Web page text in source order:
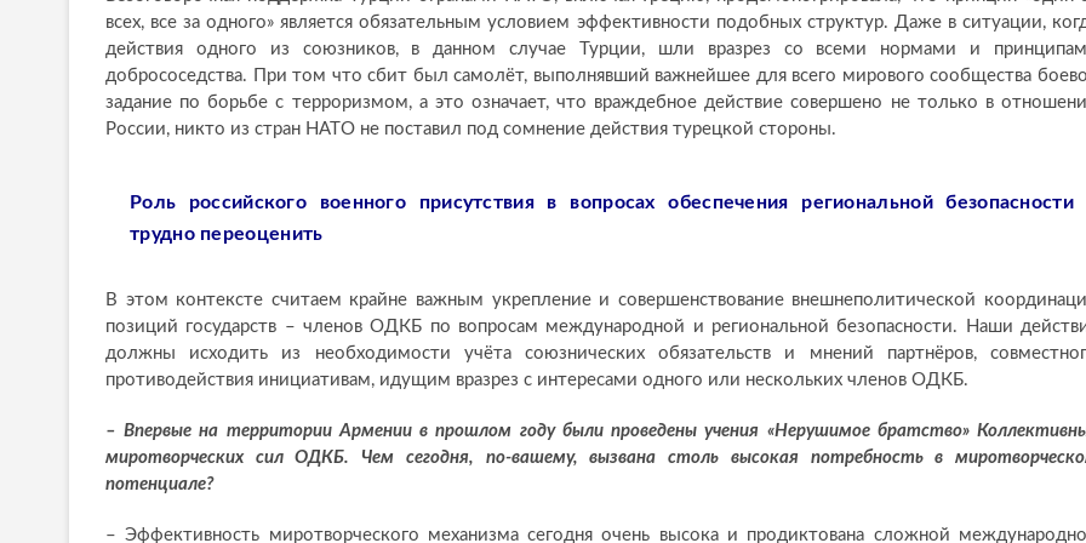
всех, все за одного» является обязательным условием эффективности подобных структур. Даже в ситуации,
действия одного из союзников, в данном случае Турции, шли вразрез со всеми нормами и
добрососедства. При том что сбит был самолёт, выполнявший важнейшее для всего мирового сообщества
задание по борьбе с терроризмом, а это означает, что враждебное действие совершено не только в
России, никто из стран НАТО не поставил под сомнение действия турецкой стороны.
Роль российского военного присутствия в вопросах обеспечения региональной безопасности
трудно переоценить
В этом контексте считаем крайне важным укрепление и совершенствование внешнеполитической
позиций государств – членов ОДКБ по вопросам международной и региональной безопасности. Наши
должны исходить из необходимости учёта союзнических обязательств и мнений партнёров,
противодействия инициативам, идущим вразрез с интересами одного или нескольких членов ОДКБ.
– Впервые на территории Армении в прошлом году были проведены учения «Нерушимое братство»
миротворческих сил ОДКБ. Чем сегодня, по-вашему, вызвана столь высокая потребность в
потенциале?
– Эффективность миротворческого механизма сегодня очень высока и продиктована сложной